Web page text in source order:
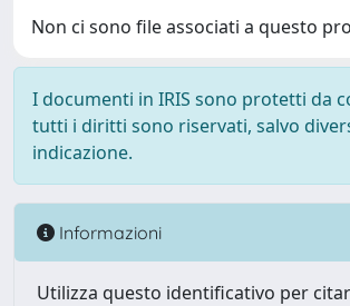
Non ci sono file associati a questo
I documenti in IRIS sono protetti da
tutti i diritti sono riservati, salvo
indicazione.
Informazioni
Utilizza questo identificativo per